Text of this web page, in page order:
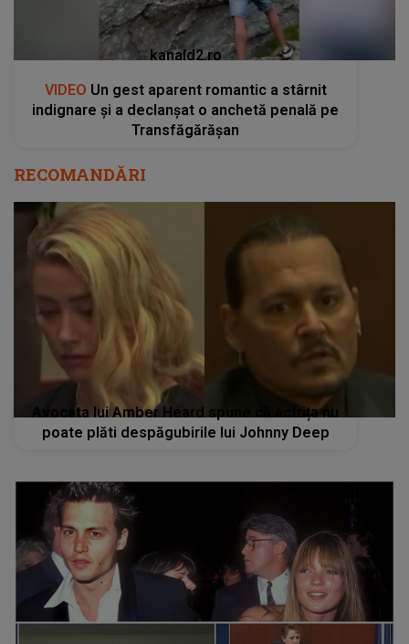
kanald2.ro
VIDEO Un gest aparent romantic a stârnit
indignare și a declanșat o anchetă penală pe
Transfăgărășan
RECOMANDĂRI
Avocata lui Amber Heard spune că actrița nu
poate plăti despăgubirile lui Johnny Deep